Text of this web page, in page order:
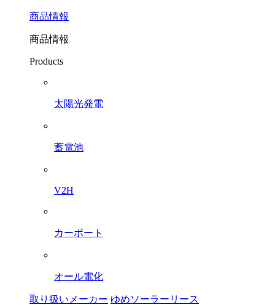
商品情報
商品情報
Products
太陽光発電
蓄電池
V2H
カーポート
オール電化
取り扱いメーカー ゆめソーラーリース